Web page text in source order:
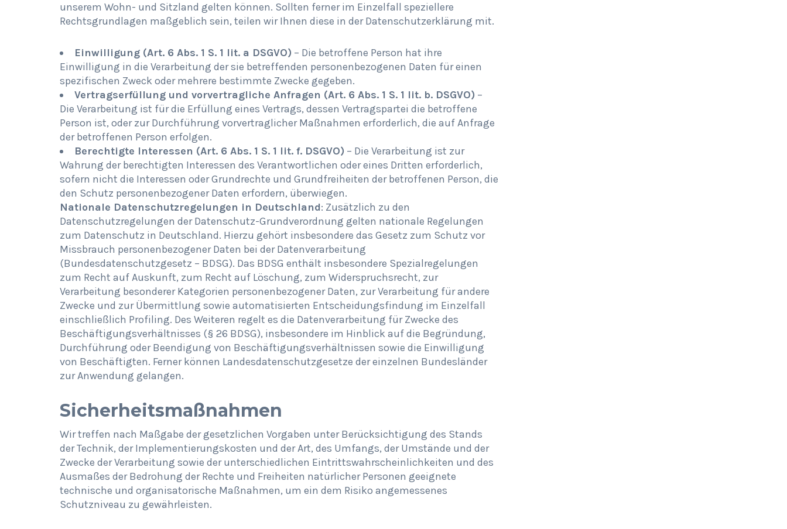
unserem Wohn- und Sitzland gelten können. Sollten ferner im Einzelfall speziellere
Rechtsgrundlagen maßgeblich sein, teilen wir Ihnen diese in der Datenschutzerklärung mit.
Einwilligung (Art. 6 Abs. 1 S. 1 lit. a DSGVO) – Die betroffene Person hat ihre
Einwilligung in die Verarbeitung der sie betreffenden personenbezogenen Daten für einen
spezifischen Zweck oder mehrere bestimmte Zwecke gegeben.
Vertragserfüllung und vorvertragliche Anfragen (Art. 6 Abs. 1 S. 1 lit. b. DSGVO) –
Die Verarbeitung ist für die Erfüllung eines Vertrags, dessen Vertragspartei die betroffene
Person ist, oder zur Durchführung vorvertraglicher Maßnahmen erforderlich, die auf Anfrage
der betroffenen Person erfolgen.
Berechtigte Interessen (Art. 6 Abs. 1 S. 1 lit. f. DSGVO) – Die Verarbeitung ist zur
Wahrung der berechtigten Interessen des Verantwortlichen oder eines Dritten erforderlich,
sofern nicht die Interessen oder Grundrechte und Grundfreiheiten der betroffenen Person, die
den Schutz personenbezogener Daten erfordern, überwiegen.
Nationale Datenschutzregelungen in Deutschland: Zusätzlich zu den
Datenschutzregelungen der Datenschutz-Grundverordnung gelten nationale Regelungen
zum Datenschutz in Deutschland. Hierzu gehört insbesondere das Gesetz zum Schutz vor
Missbrauch personenbezogener Daten bei der Datenverarbeitung
(Bundesdatenschutzgesetz – BDSG). Das BDSG enthält insbesondere Spezialregelungen
zum Recht auf Auskunft, zum Recht auf Löschung, zum Widerspruchsrecht, zur
Verarbeitung besonderer Kategorien personenbezogener Daten, zur Verarbeitung für andere
Zwecke und zur Übermittlung sowie automatisierten Entscheidungsfindung im Einzelfall
einschließlich Profiling. Des Weiteren regelt es die Datenverarbeitung für Zwecke des
Beschäftigungsverhältnisses (§ 26 BDSG), insbesondere im Hinblick auf die Begründung,
Durchführung oder Beendigung von Beschäftigungsverhältnissen sowie die Einwilligung
von Beschäftigten. Ferner können Landesdatenschutzgesetze der einzelnen Bundesländer
zur Anwendung gelangen.
Sicherheitsmaßnahmen
Wir treffen nach Maßgabe der gesetzlichen Vorgaben unter Berücksichtigung des Stands
der Technik, der Implementierungskosten und der Art, des Umfangs, der Umstände und der
Zwecke der Verarbeitung sowie der unterschiedlichen Eintrittswahrscheinlichkeiten und des
Ausmaßes der Bedrohung der Rechte und Freiheiten natürlicher Personen geeignete
technische und organisatorische Maßnahmen, um ein dem Risiko angemessenes
Schutzniveau zu gewährleisten.